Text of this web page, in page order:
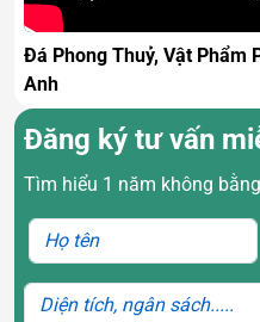
Đá Phong Thuỷ, Vật Phẩm
Anh
Đăng ký tư vấn
Tìm hiểu 1 năm không